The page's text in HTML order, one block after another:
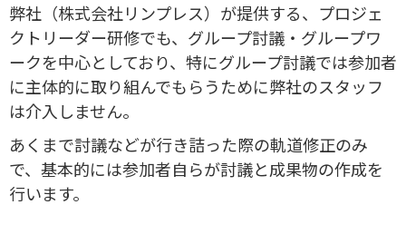
弊社（株式会社リンプレス）が提供する、プロジェ
クトリーダー研修でも、グループ討議・グループワ
ークを中心としており、特にグループ討議では参加者
に主体的に取り組んでもらうために弊社のスタッフ
は介入しません。
あくまで討議などが行き詰った際の軌道修正のみ
で、基本的には参加者自らが討議と成果物の作成を
行います。